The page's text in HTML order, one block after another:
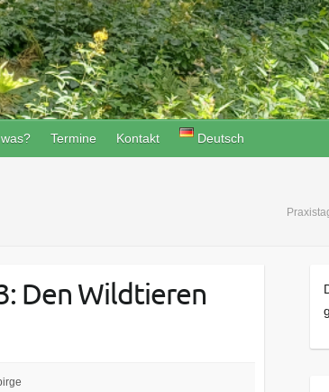
Termine Kontakt Deutsch
Den Wildtieren